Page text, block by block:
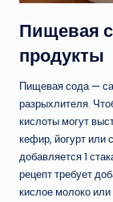
Пищевая
продукты
Пищевая сода —
разрыхлителя.
кислоты могут
кефир, йогурт или
добавляется 1
рецепт требует
кислое молоко